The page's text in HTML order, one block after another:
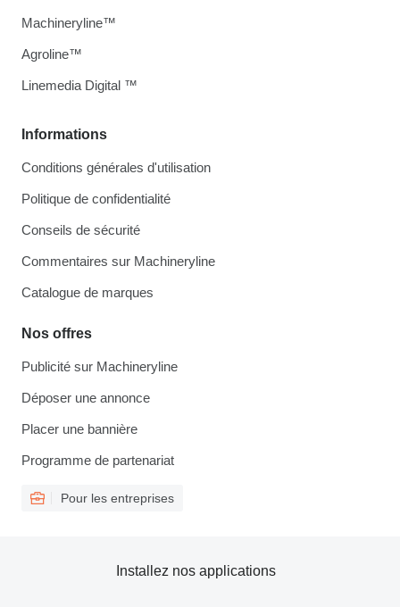
Informations
Conditions générales d'utilisation
Politique de confidentialité
Conseils de sécurité
Commentaires sur Machineryline
Catalogue de marques
Nos offres
Publicité sur Machineryline
Déposer une annonce
Placer une bannière
Programme de partenariat
Pour les entreprises
Machineryline™
Agroline™
Linemedia Digital ™
Installez nos applications